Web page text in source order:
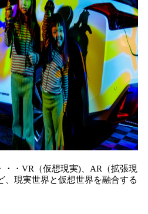
・・VR（仮想現実)、AR（拡張現
、現実世界と仮想世界を融合する